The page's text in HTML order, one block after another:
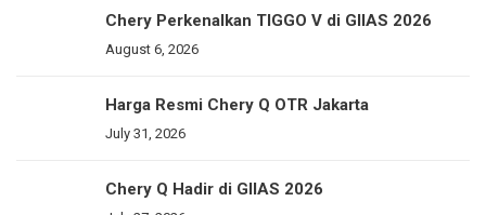
Chery Perkenalkan TIGGO V di GIIAS 2026
August 6, 2026
Harga Resmi Chery Q OTR Jakarta
July 31, 2026
Chery Q Hadir di GIIAS 2026